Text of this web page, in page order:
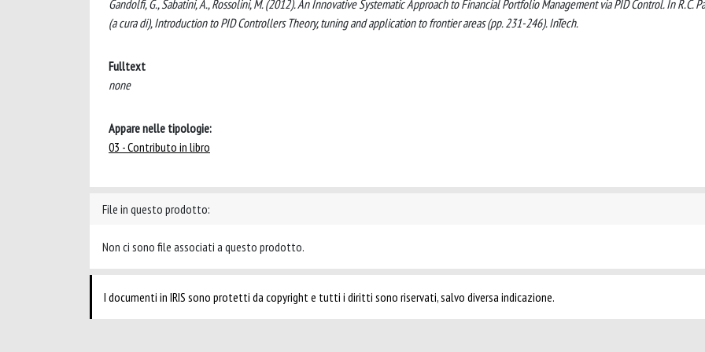
Gandolfi, G., Sabatini, A., Rossolini, M. (2012). An Innovative Systematic Approach to Financial Portfolio Management via PID Control. In R.C.
(a cura di), Introduction to PID Controllers Theory, tuning and application to frontier areas (pp. 231-246). InTech.
Fulltext
none
Appare nelle tipologie:
03 - Contributo in libro
File in questo prodotto:
Non ci sono file associati a questo prodotto.
I documenti in IRIS sono protetti da copyright e tutti i diritti sono riservati, salvo diversa indicazione.